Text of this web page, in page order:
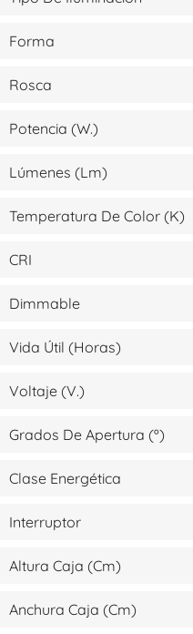
Forma
Rosca
Potencia (W.)
Lúmenes (lm)
Temperatura De Color (K)
CRI
Dimmable
Vida Útil (Horas)
Voltaje (V.)
Grados De Apertura (º)
Clase Energética
Interruptor
Altura Caja (cm)
Anchura Caja (cm)